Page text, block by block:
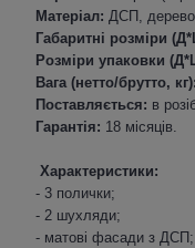
Матеріал: ДСП,
Габаритні розміри
Розміри упаковки
Вага (нетто/брутто, кг):
Поставляється: в
Гарантія: 18 місяців.
Характеристики:
- 3 полички;
- 2 шухляди;
- матові фасади з ДСП;